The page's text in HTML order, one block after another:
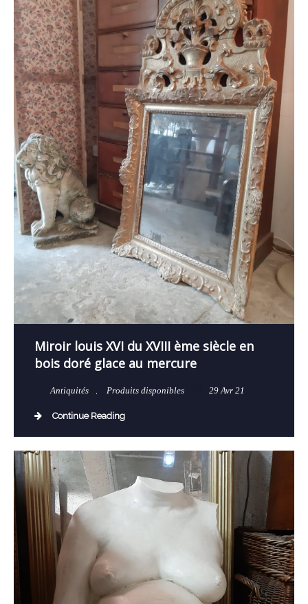
Miroir louis XVI du XVIII ème siècle en
bois doré glace au mercure
Antiquités Produits disponibles 29 Avr 21
Continue Reading